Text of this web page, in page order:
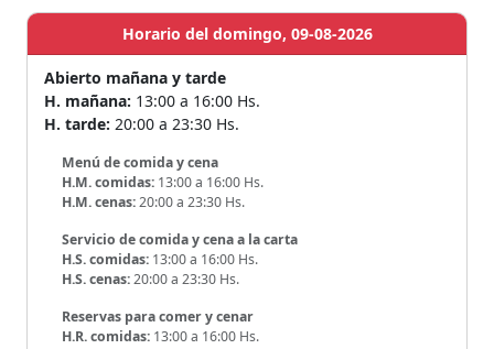
Horario del domingo, 09-08-2026
Abierto mañana y tarde
H. mañana: 13:00 a 16:00 Hs.
H. tarde: 20:00 a 23:30 Hs.
Menú de comida y cena
H.M. comidas: 13:00 a 16:00 Hs.
H.M. cenas:20:00 a 23:30 Hs.
Servicio de comida y cena a la carta
H.S. comidas: 13:00 a 16:00 Hs.
H.S. cenas:20:00 a 23:30 Hs.
Reservas para comer y cenar
H.R. comidas: 13:00 a 16:00 Hs.